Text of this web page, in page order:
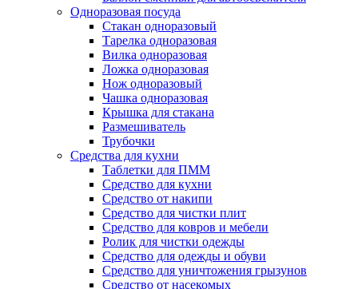
Одноразовая посуда
Стакан одноразовый
Тарелка одноразовая
Вилка одноразовая
Ложка одноразовая
Нож одноразовый
Чашка одноразовая
Крышка для стакана
Размешиватель
Трубочки
Средства для кухни
Таблетки для ПММ
Средство для кухни
Средство от накипи
Средство для чистки плит
Средство для ковров и мебели
Ролик для чистки одежды
Средство для одежды и обуви
Средство для уничтожения грызунов
Средство от насекомых